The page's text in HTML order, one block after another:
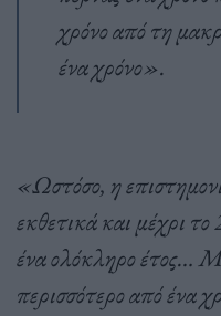
χρόνο από τη
ένα χρόνο».
«Ωστόσο, η
εκθετικά και μέχρι
ένα ολόκληρο έτος…
περισσότερο από ένα